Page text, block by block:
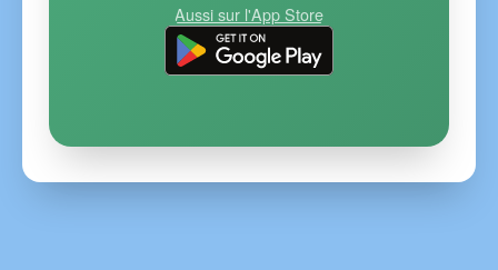
Aussi sur l'App Store